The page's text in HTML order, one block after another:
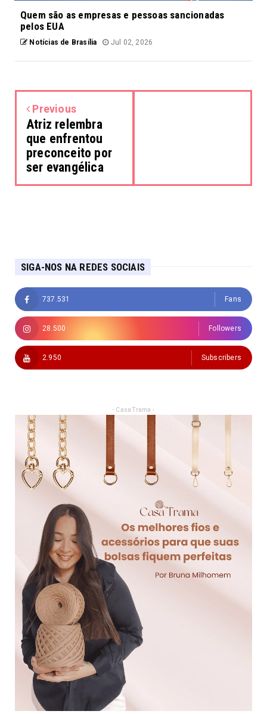
Quem são as empresas e pessoas sancionadas
pelos EUA
Notícias de Brasília Jul 02, 2026
Previous
Atriz relembra
que enfrentou
preconceito por
ser evangélica
SIGA-NOS NA REDES SOCIAIS
737.531 Fans
28.500 Followers
2.950 Subscribers
- Casa Trama -